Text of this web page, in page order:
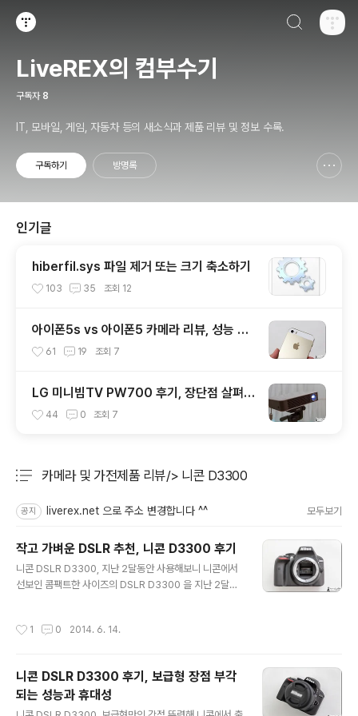
LiveREX의 컴부수기
구독자 8
IT, 모바일, 게임, 자동차 등의 새소식과 제품 리뷰 및 정보 수록.
구독하기 방명록
인기글
hiberfil.sys 파일 제거 또는 크기 축소하기
103 35 조회 12
아이폰5s vs 아이폰5 카메라 리뷰, 성능 및
화질 비교 테스트 후기
61 19 조회 7
LG 미니빔TV PW700 후기, 장단점 살펴보
니 44 0 조회 7
카메라 및 가전제품 리뷰/> 니콘 D3300
공지 liverex.net 으로 주소 변경합니다 ^^ 모두보기
작고 가벼운 DSLR 추천, 니콘 D3300 후기
니콘 DSLR D3300, 지난 2달동안 사용해보니 니콘에서
선보인 콤팩트한 사이즈의 DSLR D3300 을 지난 2달동
에도 불구하고 상당히 준수한 성능을 확인할 수 있었습니
고 언제 어디나 들고 다닐 수 있는 점은 일상 생활에서 그
활용도를 높이는데 제법 일조하는 모습이었습니다. 일반적
으로 휴대성을 따졌을 때 최고의 카메라는 아마도 스마트
1 0 2014. 6. 14.
니콘 DSLR D3300 후기, 보급형 장점 부각
되는 성능과 휴대성